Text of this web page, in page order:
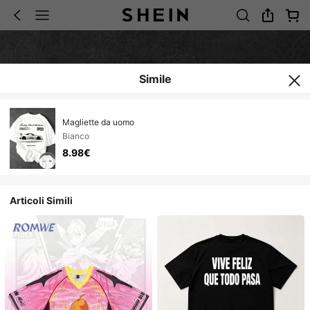
Simile
Magliette da uomo
Bianco
8.98€
Articoli Simili